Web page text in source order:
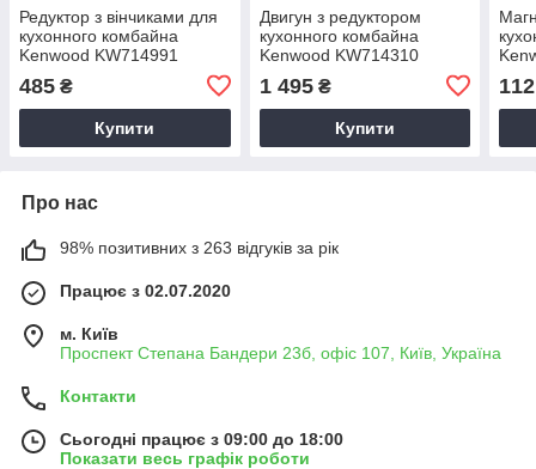
Редуктор з вінчиками для
кухонного комбайна
Kenwood KW714991
485 ₴
Купити
Двигун з редуктором
кухонного комбайна
Kenwood KW714310
1 495₴
Купити
112
Про нас
98% позитивних з 263 відгуків за рік
Працює з 02.07.2020
м. Київ
Проспект Степана Бандери 23б, офіс 107, Київ, Україна
Контакти
Сьогодні працює з 09:00 до 18:00
Показати весь графік роботи